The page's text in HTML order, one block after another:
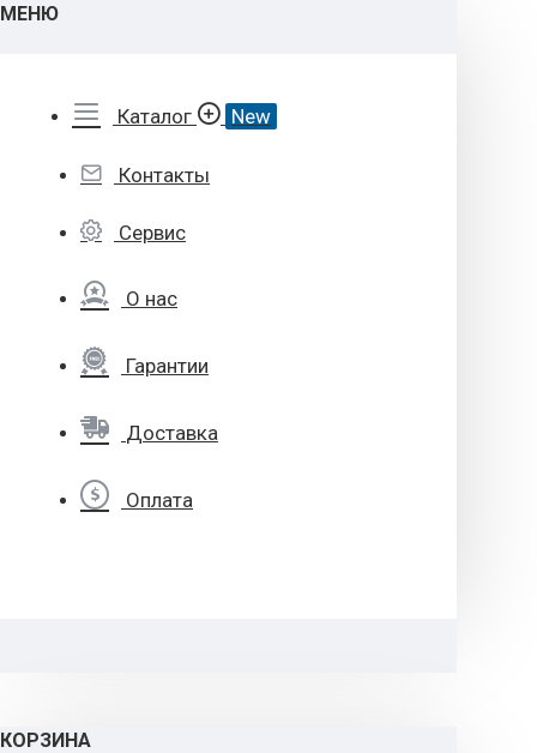
МЕНЮ
Каталог New
Контакты
Сервис
О нас
Гарантии
Доставка
Оплата
КОРЗИНА